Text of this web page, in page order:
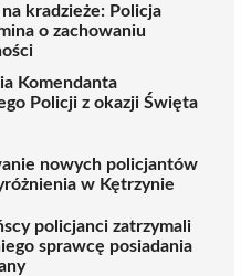
kradzieże: Policja
o zachowaniu
Komendanta
Policji z okazji Święta
nowych policjantów
w Kętrzynie
policjanci zatrzymali
sprawcę posiadania